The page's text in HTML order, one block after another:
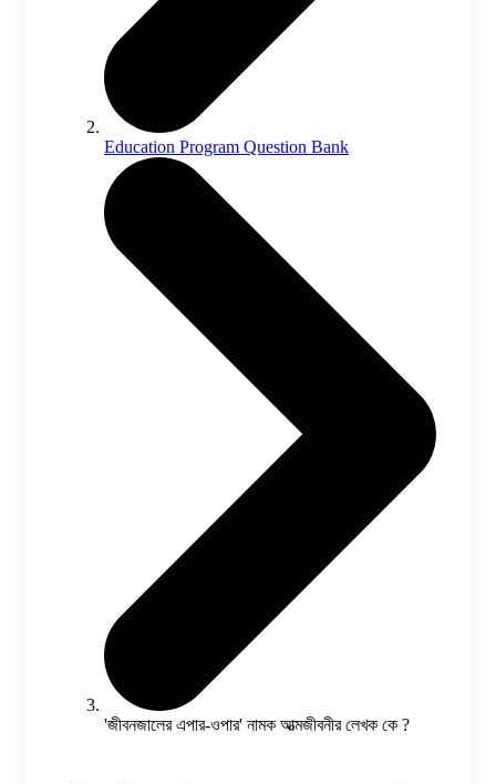
Education Program Question Bank
'জীবনজালের এপার-ওপার' নামক আত্মজীবনীর লেখক কে ?